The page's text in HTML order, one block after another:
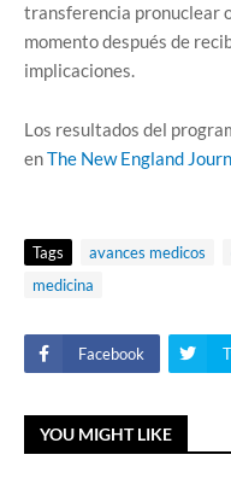
transferencia pronuclear
momento después de
implicaciones.
Los resultados del
enThe New England
Tags avances medicos
medicina
Facebook
YOU MIGHT LIKE